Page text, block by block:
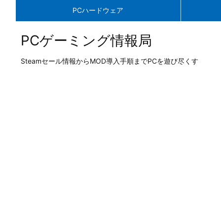
PCハードウェア
PCゲーミング情報局
Steamセール情報からMOD導入手順までPCを遊び尽くす